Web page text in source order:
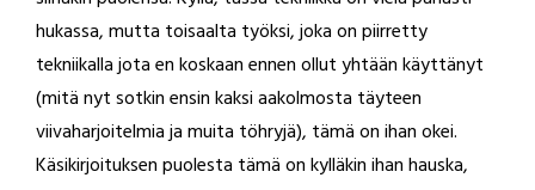
hukassa, mutta toisaalta työksi, joka on piirretty
tekniikalla jota en koskaan ennen ollut yhtään käyttänyt
(mitä nyt sotkin ensin kaksi aakolmosta täyteen
viivaharjoitelmia ja muita töhryjä), tämä on ihan okei.
Käsikirjoituksen puolesta tämä on kylläkin ihan hauska,